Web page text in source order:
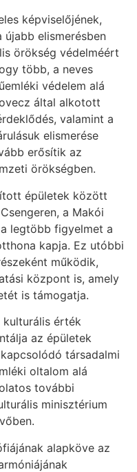
képviselőjének,
újabb elismerésben
örökség védelméért
több, a neves
védelem alá
által alkotott
valamint a
elismerése
erősítik az
örökségben.
épületek között
a Makói
legtöbb figyelmet a
kapja. Ez utóbbi
működik,
központ is, amely
is támogatja.
kulturális érték
az épületek
társadalmi
oltalom alá
további
minisztérium
alapköve az